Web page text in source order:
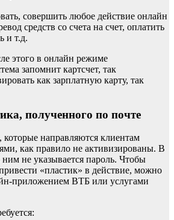
совершить любое действие онлайн
средств со счета на счет, оплатить
и т.д.
этого в онлайн режиме
запомнит картсчет, так
как зарплатную карту, так
полученного по почте
направляются клиентам
как правило не активизированы. В
ним не указывается пароль. Чтобы
«пластик» в действие, можно
приложением ВТБ или услугами